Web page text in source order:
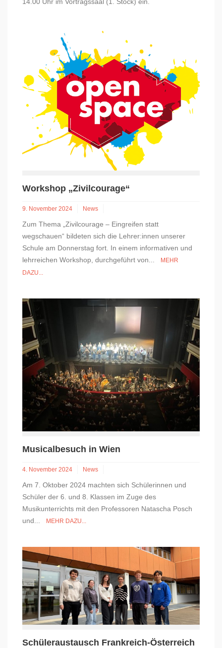
Workshop „Zivilcourage“
9. November 2024 News
Zum Thema „Zivilcourage – Eingreifen statt
wegschauen“ bildeten sich die Lehrer:innen unserer
Schule am Donnerstag fort. In einem informativen und
lehrreichen Workshop, durchgeführt von...
MEHR
DAZU...
Musicalbesuch in Wien
4. November 2024 News
Am 7. Oktober 2024 machten sich Schülerinnen und
Schüler der 6. und 8. Klassen im Zuge des
Musikunterrichts mit den Professoren Natascha Posch
und...
MEHR DAZU...
Schüleraustausch Frankreich-Österreich